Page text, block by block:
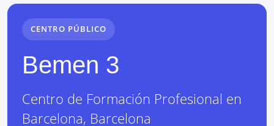
CENTRO PÚBLICO
Bemen 3
Centro de Formación Profesional en
Barcelona, Barcelona